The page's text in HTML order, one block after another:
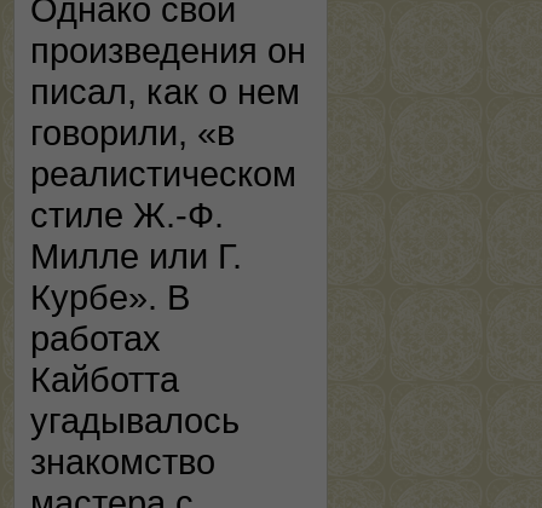
Однако свои
произведения он
писал, как о нем
говорили, «в
реалистическом
стиле Ж.-Ф.
Милле или Г.
Курбе». В
работах
Кайботта
угадывалось
знакомство